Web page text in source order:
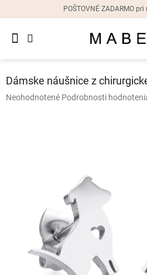
POŠTOVNÉ ZADARMO
Dámske
náušnice
hodinky
Dámske náušnice z
Priemerné
Neohodnotené Podrobnosti